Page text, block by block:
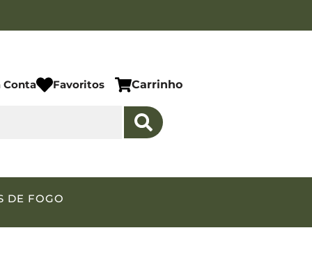
Conta Favoritos Carrinho
DE FOGO